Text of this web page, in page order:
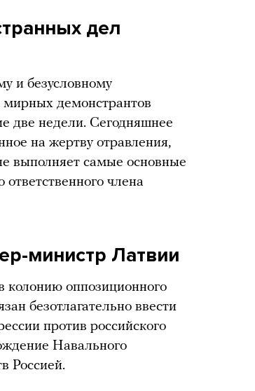
дел
и безусловному
демонстрантов
две недели. Сегодняшнее
на жертву отравления,
выполняет самые основные
члена
министр Латвии
колонию оппозиционного
безотлагательно ввести
против российского
Навального
Россией.